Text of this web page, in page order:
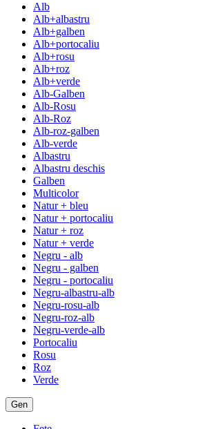
Alb
Alb+albastru
Alb+galben
Alb+portocaliu
Alb+rosu
Alb+roz
Alb+verde
Alb-Galben
Alb-Rosu
Alb-Roz
Alb-roz-galben
Alb-verde
Albastru
Albastru deschis
Galben
Multicolor
Natur + bleu
Natur + portocaliu
Natur + roz
Natur + verde
Negru - alb
Negru - galben
Negru - portocaliu
Negru-albastru-alb
Negru-rosu-alb
Negru-roz-alb
Negru-verde-alb
Portocaliu
Rosu
Roz
Verde
Gen